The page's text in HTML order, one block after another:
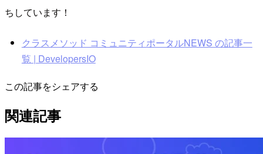
ちしています！
クラスメソッド コミュニティポータルNEWS の記事一
覧 | DevelopersIO
この記事をシェアする
関連記事